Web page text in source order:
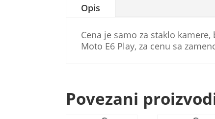
Opis
Cena je samo za staklo
Moto E6 Play, za cenu sa
Povezani